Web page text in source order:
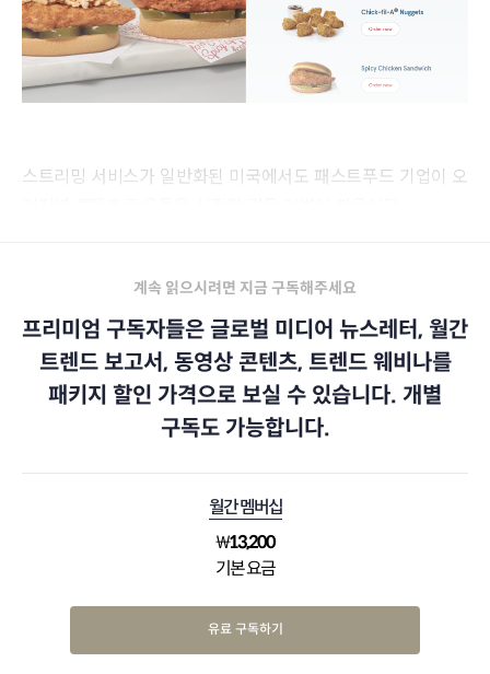
스트리밍 서비스가 일반화된 미국에서도 패스트푸드 기업이 오
계속 읽으시려면 지금 구독해주세요
프리미엄 구독자들은 글로벌 미디어 뉴스레터, 월간
트렌드 보고서, 동영상 콘텐츠, 트렌드 웨비나를
패키지 할인 가격으로 보실 수 있습니다. 개별
구독도 가능합니다.
월간 멤버십
₩13,200
기본 요금
유료 구독하기